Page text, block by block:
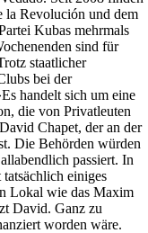
la Revolución und dem
Kubas mehrmals
sind für
staatlicher
bei der
handelt sich um eine
die von Privatleuten
Chapet, der an der
Die Behörden würden
passiert. In
einiges
Lokal wie das Maxim
David. Ganz zu
worden wäre.